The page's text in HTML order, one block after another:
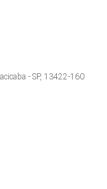
- SP, 13422-160